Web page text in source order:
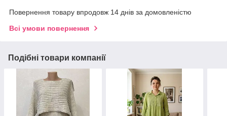
Повернення товару впродовж 14 днів за домовленістю
Всі умови повернення
Подібні товари компанії